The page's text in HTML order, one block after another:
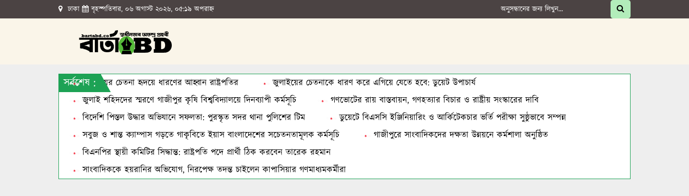
ঢাকা বৃহস্পতিবার, ০৬ অগাস্ট ২০২৬, ০৫:১৯ অপরাহ্ন
সর্বশেষ :জুলাইয়ের চেতনা হৃদয়ে ধারণের আহ্বান রাষ্ট্রপতির
জুলাইয়ের চেতনাকে ধারণ করে এগিয়ে যেতে হবে: ডুয়েট উপাচার্য
জুলাই শহিদদের স্মরণে গাজীপুর কৃষি বিশ্ববিদ্যালয়ে দিনব্যাপী কর্মসূচি
গণভোটের রায় বাস্তবায়ন, গণহত্যার বিচার ও রাষ্ট্রীয় সংস্কারের দাবি
বিদেশি পিস্তল উদ্ধার অভিযানে সফলতা: পুরস্কৃত সদর থানা পুলিশের টিম
ডুয়েটে বিএসসি ইঞ্জিনিয়ারিং ও আর্কিটেকচার ভর্তি পরীক্ষা সুষ্ঠুভাবে সম্পন্ন
সবুজ ও শান্ত ক্যাম্পাস গড়তে গাকৃবিতে ইয়াস বাংলাদেশের সচেতনতামূলক কর্মসূচি
গাজীপুরে সাংবাদিকদের দক্ষতা উন্নয়নে কর্মশালা অনুষ্ঠিত
বিএনপির স্থায়ী কমিটির সিদ্ধান্ত: রাষ্ট্রপতি পদে প্রার্থী ঠিক করবেন তারেক রহমান
সাংবাদিককে হয়রানির অভিযোগ, নিরপেক্ষ তদন্ত চাইলেন কাপাসিয়ার গণমাধ্যমকর্মীরা